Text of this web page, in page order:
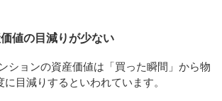
値の目減りが少ない
ションの資産価値は「買った瞬間」から物
目減りするといわれています。